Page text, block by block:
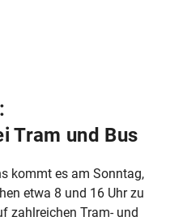
Tram und Bus
kommt es am Sonntag,
etwa 8 und 16 Uhr zu
zahlreichen Tram- und